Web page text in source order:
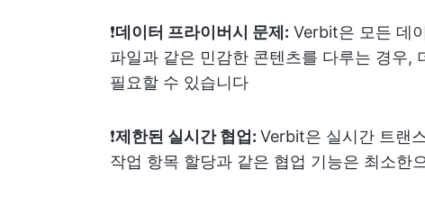
❗️데이터 프라이버시 문제: Verbit은 모든 데
파일과 같은 민감한 콘텐츠를 다루는 경우,
필요할 수 있습니다
❗️제한된 실시간 협업: Verbit은 실시간 트랜
작업 항목 할당과 같은 협업 기능은 최소한